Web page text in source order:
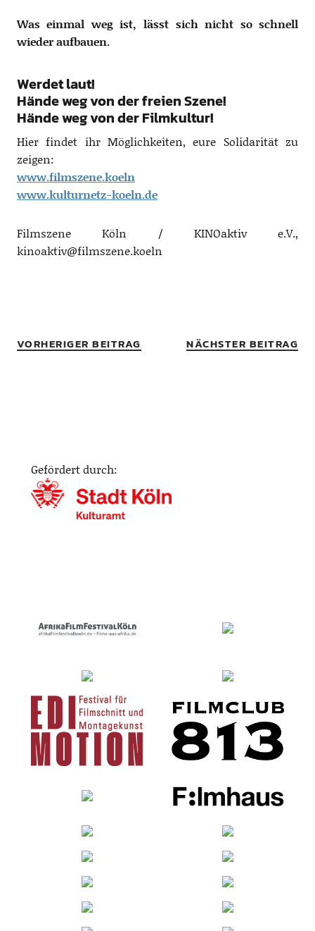
Was einmal weg ist, lässt sich nicht so schnell
wieder aufbauen.
Werdet laut!
Hände weg von der freien Szene!
Hände weg von der Filmkultur!
Hier findet ihr Möglichkeiten, eure Solidarität zu
zeigen:
www.filmszene.koeln
www.kulturnetz-koeln.de
Filmszene Köln / KINOaktiv e.V.,
kinoaktiv@filmszene.koeln
VORHERIGER BEITRAG NÄCHSTER BEITRAG
Gefördert durch: